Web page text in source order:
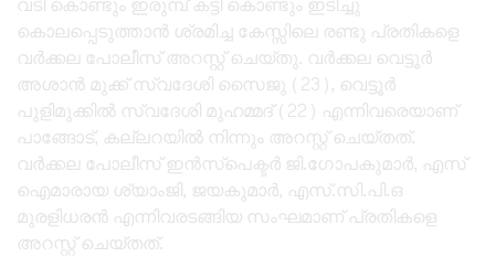
കൊലപ്പെടുത്താൻ ശ്രമിച്ച കേസ്സിലെ രണ്ടു പ്രതികളെ
വർക്കല പോലീസ് അറസ്റ്റ് ചെയ്തു. വർക്കല വെട്ടൂർ
അശാൻ മുക്ക് സ്വദേശി സൈജു (23), വെട്ടൂർ
പുളിമുക്കിൽ സ്വദേശി മുഹമ്മദ് (22) എന്നിവരെയാണ്
പാങ്ങോട്, കല്ലറയിൽ നിന്നും അറസ്റ്റ് ചെയ്തത്.
വർക്കല പോലീസ് ഇൻസ്പെക്ടർ ജി.ഗോപകുമാർ, എസ്
ഐമാരായ ശ്യാംജി, ജയകുമാർ, എസ്.സി.പി.ഒ
മുരളിധരൻ എന്നിവരടങ്ങിയ സംഘമാണ് പ്രതികളെ
അറസ്റ്റ് ചെയ്തത്.